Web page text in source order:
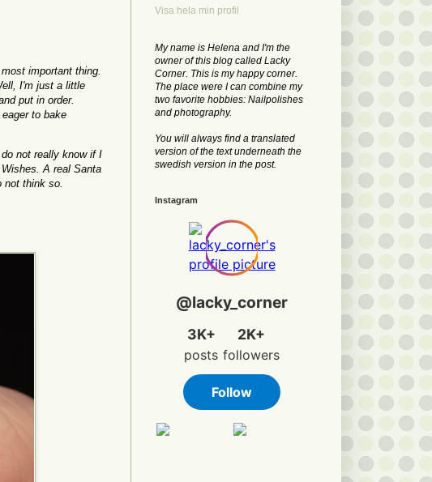
important thing.
I'm just a little
put in order.
to bake
not really know if I
A real Santa
think so.
Visa hela min profil
My name is Helena and I'm the
owner of this blog called Lacky
Corner. This is my happy corner.
The place were I can combine my
two favorite hobbies: Nailpolishes
and photography.
You will always find a translated
version of the text underneath the
swedish version in the post.
Instagram